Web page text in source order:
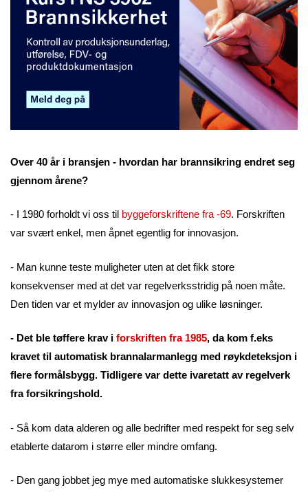
Over 40 år i bransjen - hvordan har brannsikring endret seg
gjennom årene?
- I 1980 forholdt vi oss til byggeforskriftene fra -69. Forskriften
var svært enkel, men åpnet egentlig for innovasjon.
- Man kunne teste muligheter uten at det fikk store
konsekvenser med at det var regelverksstridig på noen måte.
Den tiden var et mylder av innovasjon og ulike løsninger.
- Det ble tøffere krav i forskriften fra 1985, da kom f.eks
kravet til automatisk brannalarmanlegg med røykdeteksjon i
flere formålsbygg. Tidligere var dette ivaretatt av regelverk
fra forsikringshold.
- Så kom data alderen og alle bedrifter med respekt for seg selv
etablerte datarom i større eller mindre omfang.
- Den gang jobbet jeg mye med automatiske slukkesystemer